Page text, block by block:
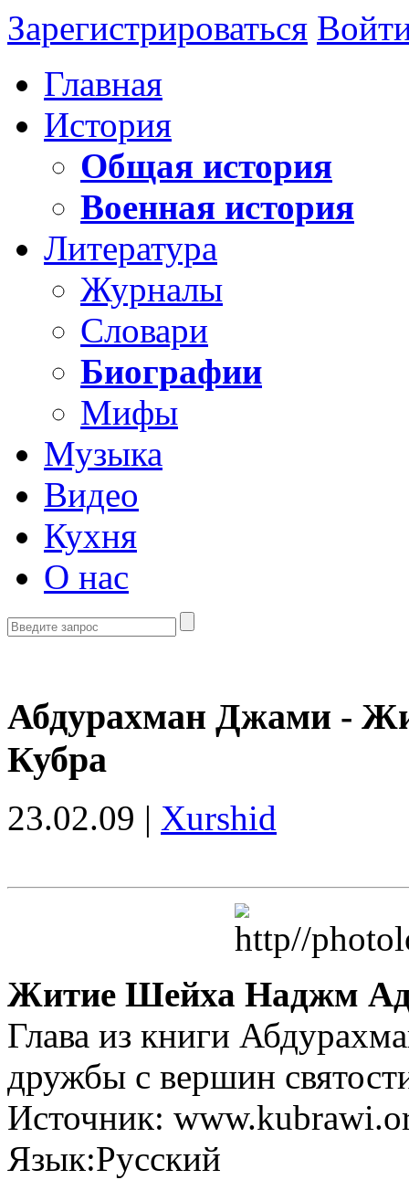
Зарегистрироваться
Главная
История
Общая история
Военная история
Литература
Журналы
Словари
Биографии
Мифы
Музыка
Видео
Кухня
О нас
Абдурахман Джами -
Кубра
23.02.09 | Xurshid
Житие Шейха Наджм
Глава из книги
дружбы с вершин
Источник:
Язык:Русский